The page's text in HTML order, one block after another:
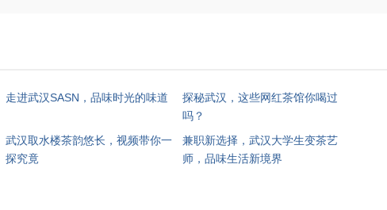
走进武汉SASN，品味时光的味道
探秘武汉，这些网红茶馆你喝过
吗？
武汉取水楼茶韵悠长，视频带你一
探究竟
兼职新选择，武汉大学生变茶艺
师，品味生活新境界